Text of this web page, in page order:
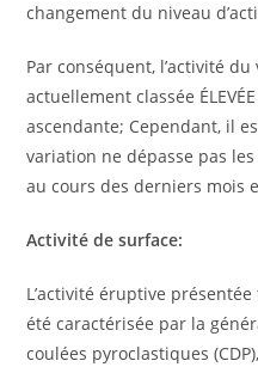
changement du niveau
Par conséquent, l’activité
actuellement classée
ascendante; Cependant, il
variation ne dépasse pas
au cours des derniers mois
Activité de surface:
L’activité éruptive
été caractérisée par la
coulées pyroclastiques